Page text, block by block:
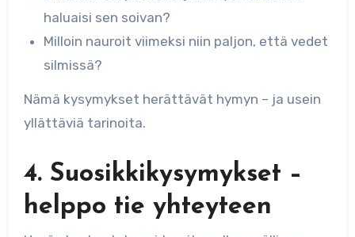
haluaisi sen soivan?
Milloin nauroit viimeksi niin paljon, että vedet
silmissä?
Nämä kysymykset herättävät hymyn – ja usein
yllättäviä tarinoita.
4. Suosikkikysymykset –
helppo tie yhteyteen